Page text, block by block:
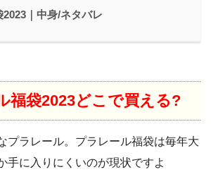
｜中身/ネタバレ
福袋2023どこで買える?
プラレール。プラレール福袋は毎年大
手に入りにくいのが現状ですよ